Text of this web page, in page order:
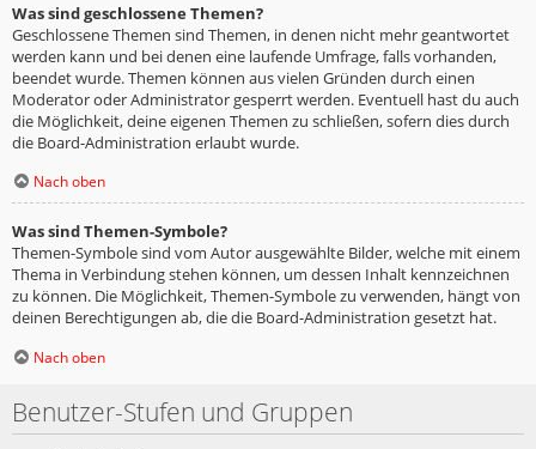
Was sind geschlossene Themen?
Geschlossene Themen sind Themen, in denen nicht mehr geantwortet
werden kann und bei denen eine laufende Umfrage, falls vorhanden,
beendet wurde. Themen können aus vielen Gründen durch einen
Moderator oder Administrator gesperrt werden. Eventuell hast du auch
die Möglichkeit, deine eigenen Themen zu schließen, sofern dies durch
die Board-Administration erlaubt wurde.
Nach oben
Was sind Themen-Symbole?
Themen-Symbole sind vom Autor ausgewählte Bilder, welche mit einem
Thema in Verbindung stehen können, um dessen Inhalt kennzeichnen
zu können. Die Möglichkeit, Themen-Symbole zu verwenden, hängt von
deinen Berechtigungen ab, die die Board-Administration gesetzt hat.
Nach oben
Benutzer-Stufen und Gruppen